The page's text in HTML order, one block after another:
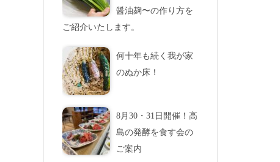
醤油麹〜の作り方を
ご紹介いたします。
何十年も続く我が家
のぬか床！
8月30・31日開催！高
島の発酵を食す会の
ご案内